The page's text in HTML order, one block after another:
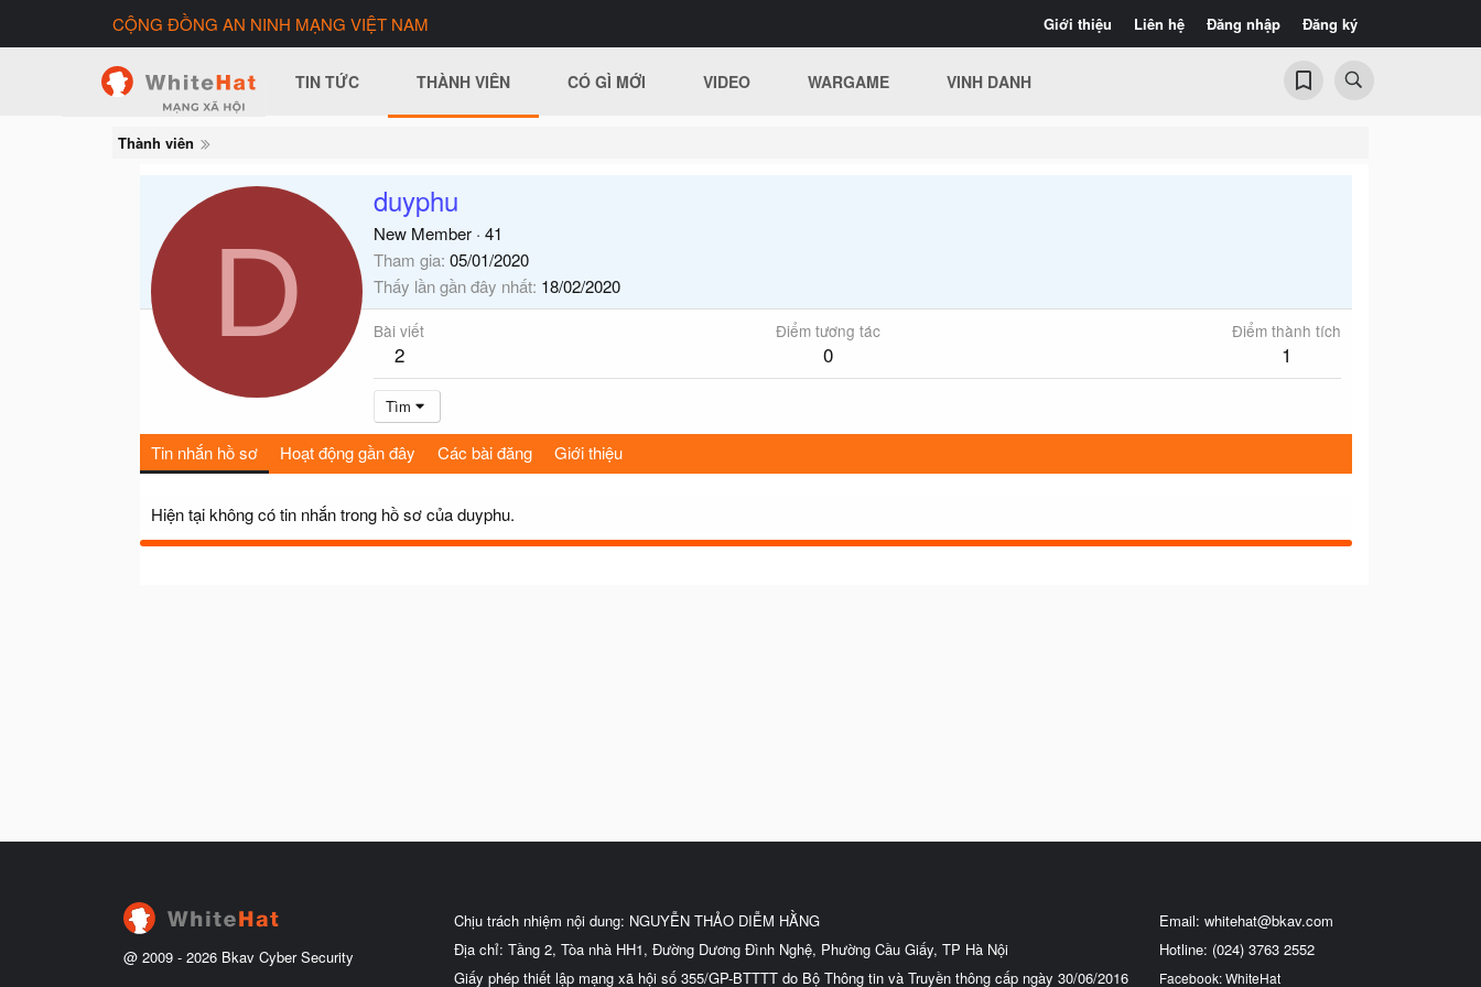
Giới thiệu Liên hệ Đăng nhập Đăng ký
CỘNG ĐỒNG AN NINH MẠNG VIỆT NAM
TIN TỨC THÀNH VIÊN CÓ GÌ MỚI VIDEO WARGAME VINH DANH
Thành viên
D
duyphu
New Member · 41
Tham gia 05/01/2020
Thấy lần gần đây nhất 18/02/2020
Bài viết
2
Điểm tương tác
0
Điểm thành tích
1
Tìm
Tin nhắn hồ sơ Hoạt động gần đây Các bài đăng Giới thiệu
Hiện tại không có tin nhắn trong hồ sơ của duyphu.
@ 2009 - 2026 Bkav Cyber Security
Chịu trách nhiệm nội dung: NGUYỄN THẢO DIỄM HẰNG
Địa chỉ: Tầng 2, Tòa nhà HH1, Đường Dương Đình Nghệ, Phường Cầu Giấy, TP Hà Nội
Giấy phép thiết lập mạng xã hội số 355/GP-BTTTT do Bộ Thông tin và Truyền thông cấp ngày 30/06/2016
Email: whitehat@bkav.com
Hotline: (024) 3763 2552
Facebook: WhiteHat